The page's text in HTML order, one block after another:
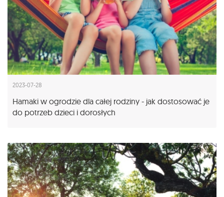
2023-07-28
Hamaki w ogrodzie dla całej rodziny - jak dostosować je
do potrzeb dzieci i dorosłych